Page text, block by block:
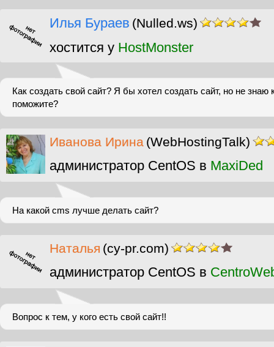
Илья Бураев (Nulled.ws)
хостится у HostMonster
Как создать свой сайт? Я бы хотел создать сайт, но не знаю
поможите?
Иванова Ирина (WebHostingTalk)
администратор CentOS в MaxiDed
На какой cms лучше делать сайт?
Наталья (cy-pr.com)
администратор CentOS в
Вопрос к тем, у кого есть свой сайт!!